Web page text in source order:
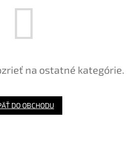
na ostatné kategórie.
DO OBCHODU